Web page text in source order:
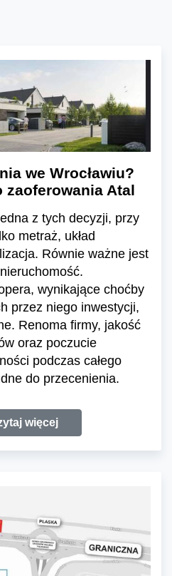
we Wrocławiu?
zaoferowania Atal
z tych decyzji, przy
metraż, układ
Równie ważne jest
wynikające choćby
przez niego inwestycji,
Renoma firmy, jakość
oraz poczucie
podczas całego
do przecenienia.
więcej